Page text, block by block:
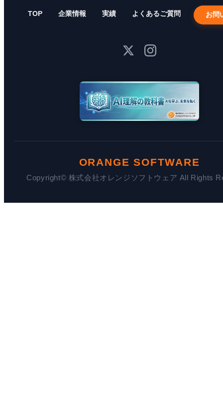
TOP 企業情報 実績 よくあるご質問 お問
ORANGE SOFTWARE
Copyright© 株式会社オレンジソフトウェア All Rights